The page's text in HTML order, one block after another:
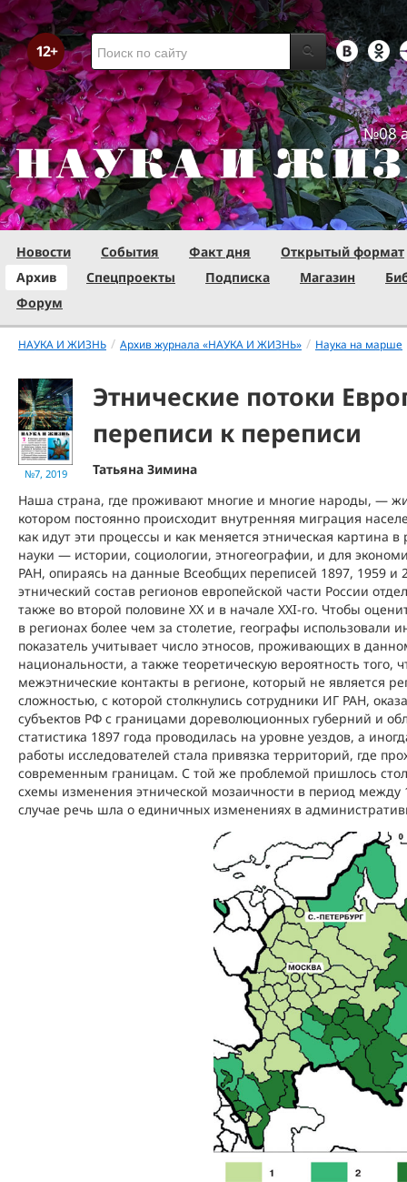
№08
Новости События Факт дня
Открытый формат
Архив
Спецпроекты Подписка Магазин
Форум
НАУКА И ЖИЗНЬ / Архив журнала «НАУКА И ЖИЗНЬ» / Наука на марше
№7, 2019
Этнические потоки
переписи к переписи
Татьяна Зимина
Наша страна, где проживают многие и многие народы, —
котором постоянно происходит внутренняя миграция
как идут эти процессы и как меняется этническая картина
науки — истории, социологии, этногеографии, и для
РАН, опираясь на данные Всеобщих переписей 1897, 1959 и
этнический состав регионов европейской части России
также во второй половине ХХ и в начале XXI-го. Чтобы
в регионах более чем за столетие, географы использовали
показатель учитывает число этносов, проживающих в
национальности, а также теоретическую вероятность того,
межэтнические контакты в регионе, который не является
сложностью, с которой столкнулись сотрудники ИГ РАН,
субъектов РФ с границами дореволюционных губерний и
статистика 1897 года проводилась на уровне уездов, а
работы исследователей стала привязка территорий, где
современным границам. С той же проблемой пришлось
схемы изменения этнической мозаичности в период между
случае речь шла о единичных изменениях в